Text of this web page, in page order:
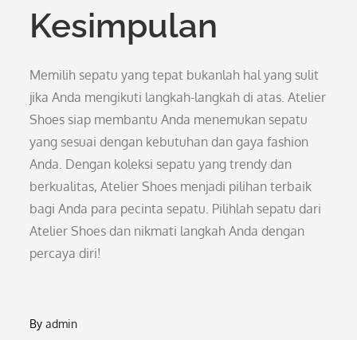
Kesimpulan
Memilih sepatu yang tepat bukanlah hal yang sulit
jika Anda mengikuti langkah-langkah di atas. Atelier
Shoes siap membantu Anda menemukan sepatu
yang sesuai dengan kebutuhan dan gaya fashion
Anda. Dengan koleksi sepatu yang trendy dan
berkualitas, Atelier Shoes menjadi pilihan terbaik
bagi Anda para pecinta sepatu. Pilihlah sepatu dari
Atelier Shoes dan nikmati langkah Anda dengan
percaya diri!
Byadmin